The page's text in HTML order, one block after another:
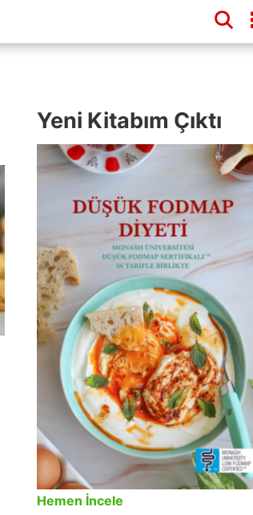
Yeni Kitabım Çıktı
Hemen İncele